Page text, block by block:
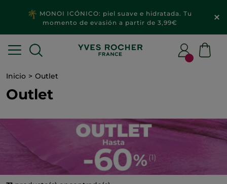
2x1 MAQUILLAJE & ACCESORIOS​
Inicio Outlet
Outlet